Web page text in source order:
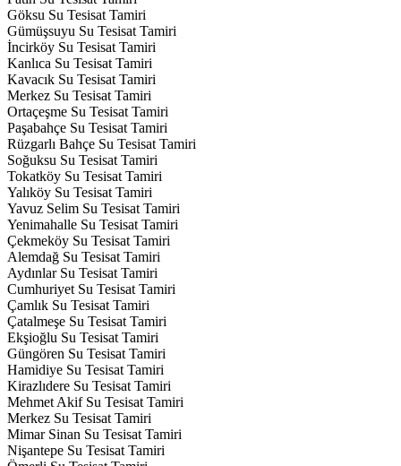
Göksu Su Tesisat Tamiri
Gümüşsuyu Su Tesisat Tamiri
İncirköy Su Tesisat Tamiri
Kanlıca Su Tesisat Tamiri
Kavacık Su Tesisat Tamiri
Merkez Su Tesisat Tamiri
Ortaçeşme Su Tesisat Tamiri
Paşabahçe Su Tesisat Tamiri
Rüzgarlı Bahçe Su Tesisat Tamiri
Soğuksu Su Tesisat Tamiri
Tokatköy Su Tesisat Tamiri
Yalıköy Su Tesisat Tamiri
Yavuz Selim Su Tesisat Tamiri
Yenimahalle Su Tesisat Tamiri
Çekmeköy Su Tesisat Tamiri
Alemdağ Su Tesisat Tamiri
Aydınlar Su Tesisat Tamiri
Cumhuriyet Su Tesisat Tamiri
Çamlık Su Tesisat Tamiri
Çatalmeşe Su Tesisat Tamiri
Ekşioğlu Su Tesisat Tamiri
Güngören Su Tesisat Tamiri
Hamidiye Su Tesisat Tamiri
Kirazlıdere Su Tesisat Tamiri
Mehmet Akif Su Tesisat Tamiri
Merkez Su Tesisat Tamiri
Mimar Sinan Su Tesisat Tamiri
Nişantepe Su Tesisat Tamiri